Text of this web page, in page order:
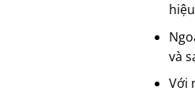
và
Với